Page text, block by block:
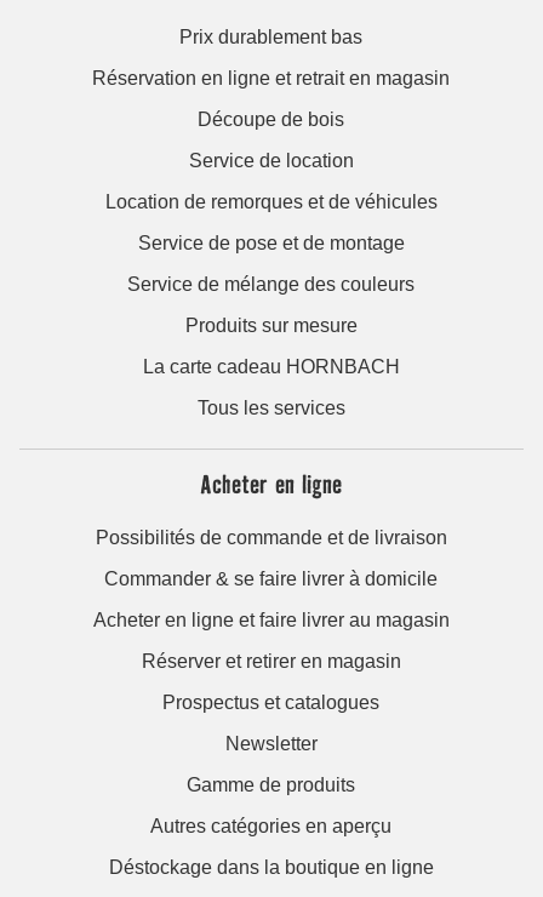
Prix durablement bas
Réservation en ligne et retrait en magasin
Découpe de bois
Service de location
Location de remorques et de véhicules
Service de pose et de montage
Service de mélange des couleurs
Produits sur mesure
La carte cadeau HORNBACH
Tous les services
Acheter en ligne
Possibilités de commande et de livraison
Commander & se faire livrer à domicile
Acheter en ligne et faire livrer au magasin
Réserver et retirer en magasin
Prospectus et catalogues
Newsletter
Gamme de produits
Autres catégories en aperçu
Déstockage dans la boutique en ligne